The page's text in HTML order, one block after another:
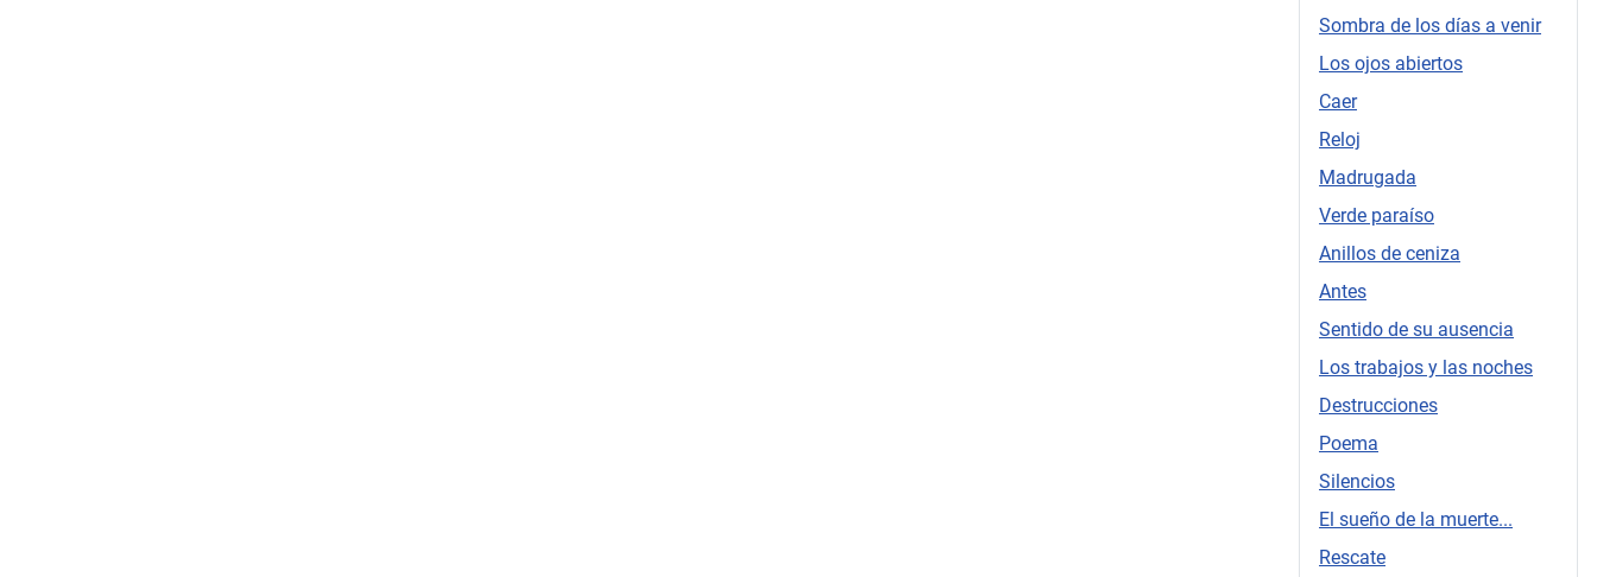
Sombra de los días a venir
Los ojos abiertos
Caer
Reloj
Madrugada
Verde paraíso
Anillos de ceniza
Antes
Sentido de su ausencia
Los trabajos y las noches
Destrucciones
Poema
Silencios
El sueño de la muerte...
Rescate